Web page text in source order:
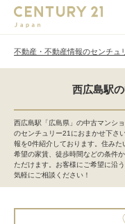
不動産・不動産情報のセンチュ
西広島駅
西広島駅「広島県」の中古マンシ
のセンチュリー21におまかせ下さ
報を0件紹介しております。住み
希望の家賃、徒歩時間などの条件
ただけます。お客様にご希望に沿
気軽にご相談ください！